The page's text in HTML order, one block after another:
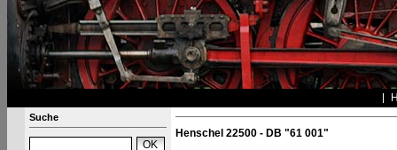
Suche
Henschel 22500 - DB "61 001"